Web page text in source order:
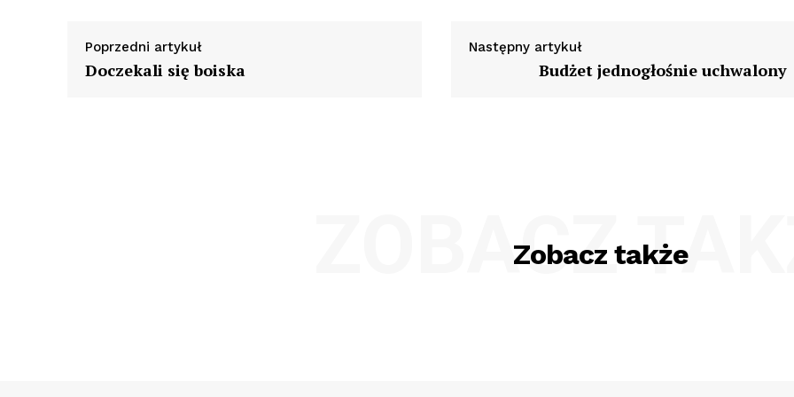
Poprzedni artykuł
Doczekali się boiska
Następny artykuł
Budżet jednogłośnie uchwalony
Zobacz także
ZOBACZ